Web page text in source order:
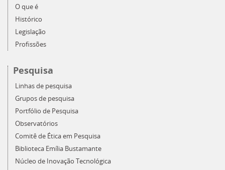
O que é
Histórico
Legislação
Profissões
Pesquisa
Linhas de pesquisa
Grupos de pesquisa
Portfólio de Pesquisa
Observatórios
Comitê de Ética em Pesquisa
Biblioteca Emília Bustamante
Núcleo de Inovação Tecnológica